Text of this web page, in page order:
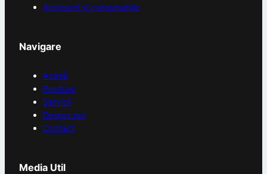
Accesorii și consumabile
Navigare
Acasă
Produse
Servicii
Despre noi
Contact
Media Util